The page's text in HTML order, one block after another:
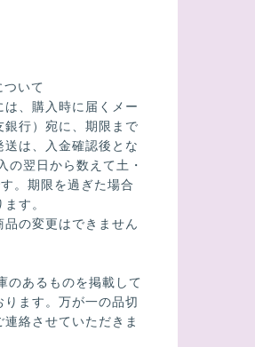
いて
、購入時に届くメー
銀行）宛に、期限まで
は、入金確認後とな
の翌日から数えて土・
。期限を過ぎた場合
す。
の変更はできません
のあるものを掲載して
ます。万が一の品切
絡させていただきま